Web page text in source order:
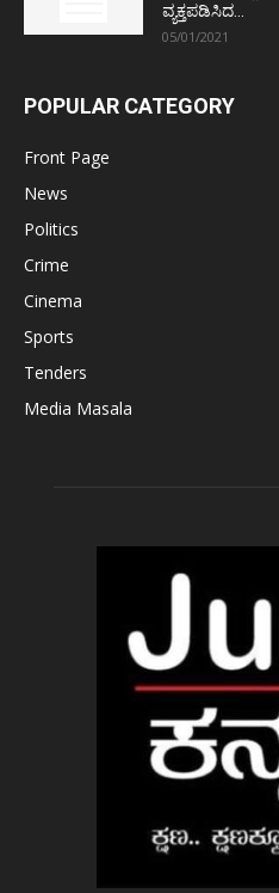
ವ್ಯಕ್ತಪಡಿಸಿದ...
05/01/2021
POPULAR CATEGORY
Front Page
News
Politics
Crime
Cinema
Sports
Tenders
Media Masala